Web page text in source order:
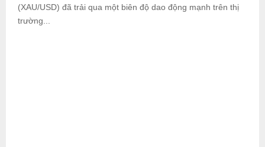
(XAU/USD) đã trải qua một biên độ dao động mạnh trên thị
trường...